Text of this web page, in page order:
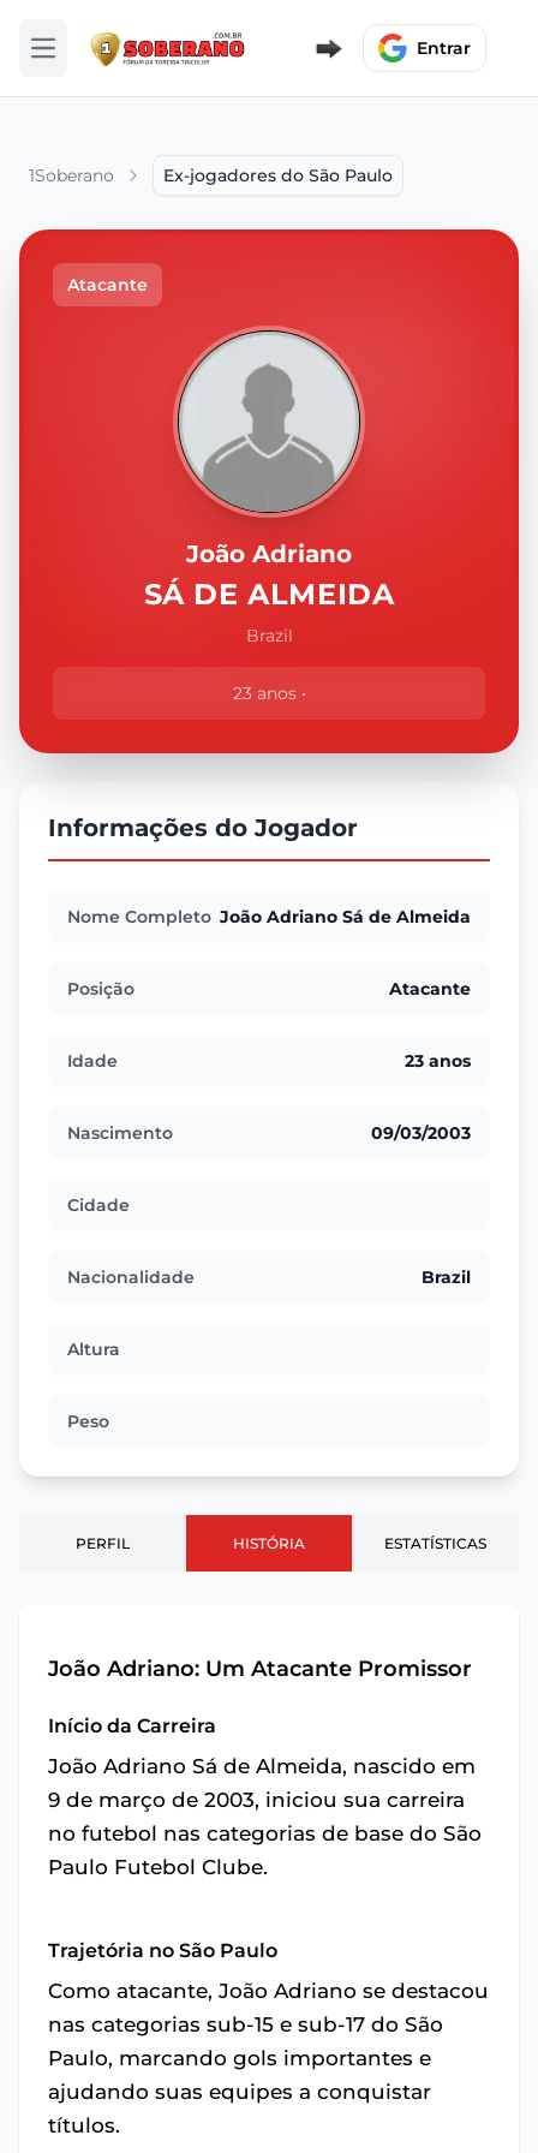
Abrir menu Entrar
1Soberano Ex-jogadores do São Paulo
Atacante
João Adriano
SÁ DE ALMEIDA
Brazil
23 anos •
Informações do Jogador
Nome Completo João Adriano Sá de Almeida
Posição Atacante
Idade 23 anos
Nascimento 09/03/2003
Cidade
Nacionalidade Brazil
Altura
Peso
PERFIL HISTÓRIA ESTATÍSTICAS
João Adriano: Um Atacante Promissor
Início da Carreira
João Adriano Sá de Almeida, nascido em
9 de março de 2003, iniciou sua carreira
no futebol nas categorias de base do São
Paulo Futebol Clube.
Trajetória no São Paulo
Como atacante, João Adriano se destacou
nas categorias sub-15 e sub-17 do São
Paulo, marcando gols importantes e
ajudando suas equipes a conquistar
títulos.